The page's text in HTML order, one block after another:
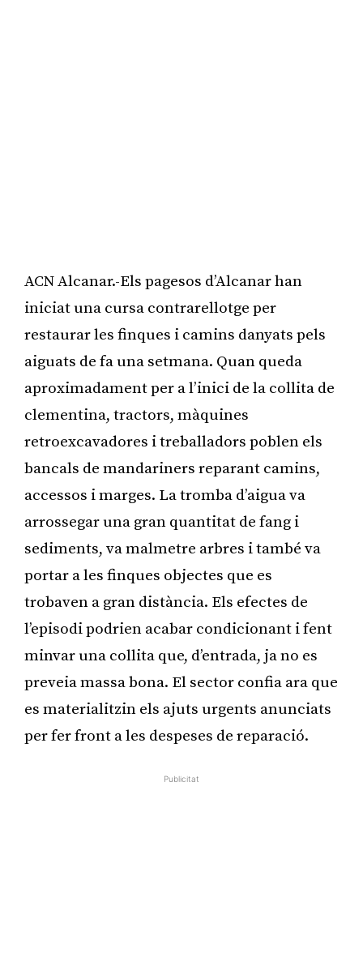
ACN Alcanar.-Els pagesos d’Alcanar han
iniciat una cursa contrarellotge per
restaurar les finques i camins danyats pels
aiguats de fa una setmana. Quan queda
aproximadament per a l’inici de la collita de
clementina, tractors, màquines
retroexcavadores i treballadors poblen els
bancals de mandariners reparant camins,
accessos i marges. La tromba d’aigua va
arrossegar una gran quantitat de fang i
sediments, va malmetre arbres i també va
portar a les finques objectes que es
trobaven a gran distància. Els efectes de
l’episodi podrien acabar condicionant i fent
minvar una collita que, d’entrada, ja no es
preveia massa bona. El sector confia ara que
es materialitzin els ajuts urgents anunciats
per fer front a les despeses de reparació.
Publicitat